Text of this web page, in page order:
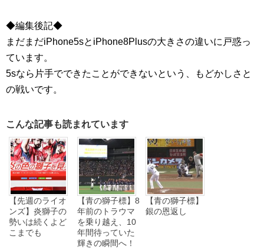
◆編集後記◆
まだまだiPhone5sとiPhone8Plusの大きさの違いに戸惑っ
ています。
5sなら片手でできたことができないという、もどかしさと
の戦いです。
こんな記事も読まれています
【先週のライオ
ンズ】炎獅子の
勢いは続くよど
こまでも
【青の獅子標】8
年前のトラウマ
を乗り越え、10
年間待っていた
輝きの瞬間へ！
【青の獅子標】
銀の恩返し